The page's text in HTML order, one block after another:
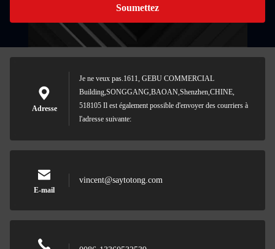
Soumettez
Adresse
Je ne veux pas.1611, GEBU COMMERCIAL
Building,SONGGANG,BAOAN,Shenzhen,CHINE,
518105 Il est également possible d'envoyer des courriers à
l'adresse suivante:
E-mail
vincent@saytotong.com